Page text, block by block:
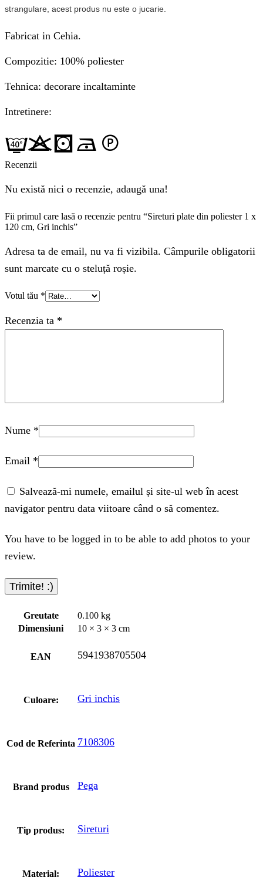
strangulare, acest produs nu este o jucarie.
Fabricat in Cehia.
Compozitie: 100% poliester
Tehnica: decorare incaltaminte
Intretinere:
Recenzii
Nu există nici o recenzie, adaugă una!
Fii primul care lasă o recenzie pentru “Sireturi plate din poliester 1 x
120 cm, Gri inchis”
Adresa ta de email, nu va fi vizibila. Câmpurile obligatorii
sunt marcate cu o steluță roșie.
Votul tău *
Recenzia ta *
Nume *
Email *
Salvează-mi numele, emailul și site-ul web în acest
navigator pentru data viitoare când o să comentez.
You have to be logged in to be able to add photos to your
review.
Greutate
0.100 kg
Dimensiuni
10 × 3 × 3 cm
EAN 5941938705504
Culoare: Gri inchis
Cod de Referinta 7108306
Brand produs Pega
Tip produs: Sireturi
Material: Poliester